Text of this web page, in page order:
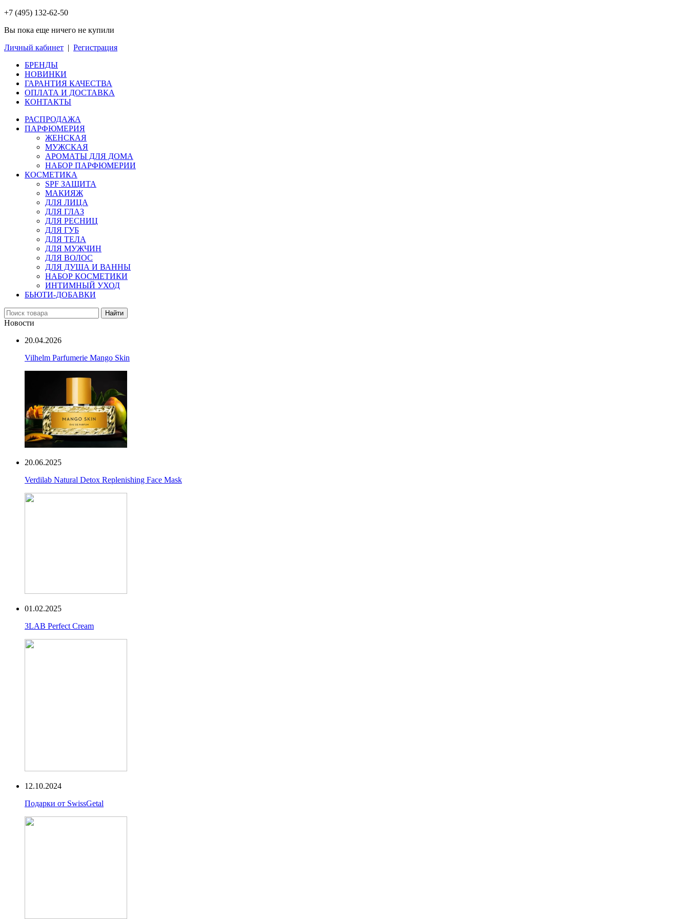
+7 (495) 132-62-50
Вы пока еще ничего не купили
Личный кабинет | Регистрация
БРЕНДЫ
НОВИНКИ
ГАРАНТИЯ КАЧЕСТВА
ОПЛАТА И ДОСТАВКА
КОНТАКТЫ
РАСПРОДАЖА
ПАРФЮМЕРИЯ
ЖЕНСКАЯ
МУЖСКАЯ
АРОМАТЫ ДЛЯ ДОМА
НАБОР ПАРФЮМЕРИИ
КОСМЕТИКА
SPF ЗАЩИТА
МАКИЯЖ
ДЛЯ ЛИЦА
ДЛЯ ГЛАЗ
ДЛЯ РЕСНИЦ
ДЛЯ ГУБ
ДЛЯ ТЕЛА
ДЛЯ МУЖЧИН
ДЛЯ ВОЛОС
ДЛЯ ДУША И ВАННЫ
НАБОР КОСМЕТИКИ
ИНТИМНЫЙ УХОД
БЬЮТИ-ДОБАВКИ
Найти
Новости
20.04.2026
Vilhelm Parfumerie Mango Skin
20.06.2025
Verdilab Natural Detox Replenishing Face Mask
01.02.2025
3LAB Perfect Cream
12.10.2024
Подарки от SwissGetal